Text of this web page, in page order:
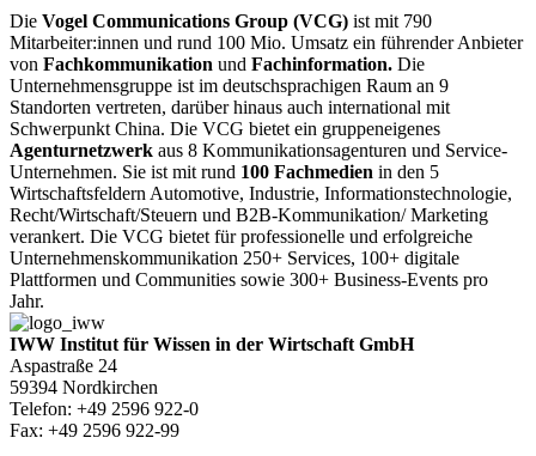
Die Vogel Communications Group (VCG) ist mit 790
Mitarbeiter:innen und rund 100 Mio. Umsatz ein führender Anbieter
von Fachkommunikation und Fachinformation. Die
Unternehmensgruppe ist im deutschsprachigen Raum an 9
Standorten vertreten, darüber hinaus auch international mit
Schwerpunkt China. Die VCG bietet ein gruppeneigenes
Agenturnetzwerk aus 8 Kommunikationsagenturen und Service-
Unternehmen. Sie ist mit rund 100 Fachmedien in den 5
Wirtschaftsfeldern Automotive, Industrie, Informationstechnologie,
Recht/Wirtschaft/Steuern und B2B-Kommunikation/ Marketing
verankert. Die VCG bietet für professionelle und erfolgreiche
Unternehmenskommunikation 250+ Services, 100+ digitale
Plattformen und Communities sowie 300+ Business-Events pro
Jahr.
IWW Institut für Wissen in der Wirtschaft GmbH
Aspastraße 24
59394 Nordkirchen
Telefon: +49 2596 922-0
Fax: +49 2596 922-99